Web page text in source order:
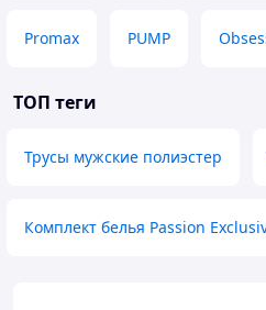
Promax PUMP
ТОП теги
Трусы мужские полиэстер
Комплект белья Passion